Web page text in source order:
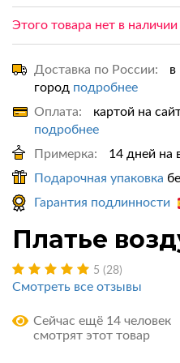
Этого товара нет в наличии
Доставка по России:
в
город подробнее
Оплата:
картой на
подробнее
Примерка:
14 дней на
Подарочная упаковка
Гарантия подлинности
Платье
5 (28)
Смотреть все отзывы
Сейчас ещё 14 человек
смотрят этот товар